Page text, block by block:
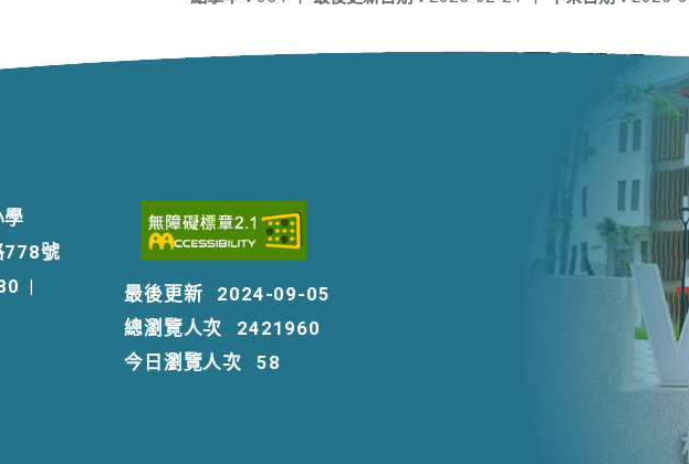
778號
|
最後更新
2024-09-05
總瀏覽人次
2421960
今日瀏覽人次
58